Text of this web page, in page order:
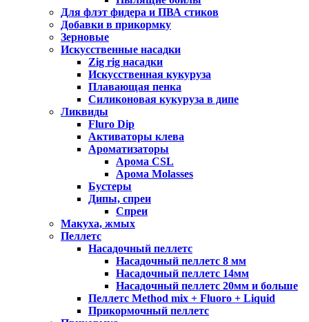
Для флэт фидера и ПВА стиков
Добавки в прикормку
Зерновые
Искусственные насадки
Zig rig насадки
Искусственная кукуруза
Плавающая пенка
Силиконовая кукуруза в дипе
Ликвиды
Fluro Dip
Активаторы клева
Ароматизаторы
Арома CSL
Арома Molasses
Бустеры
Дипы, спреи
Спреи
Макуха, жмых
Пеллетс
Насадочный пеллетс
Насадочный пеллетс 8 мм
Насадочный пеллетс 14мм
Насадочный пеллетс 20мм и больше
Пеллетс Method mix + Fluoro + Liquid
Прикормочный пеллетс